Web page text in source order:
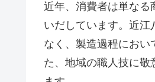
近年、消費者は単なる
いだしています。近
なく、製造過程におい
た、地域の職人技に